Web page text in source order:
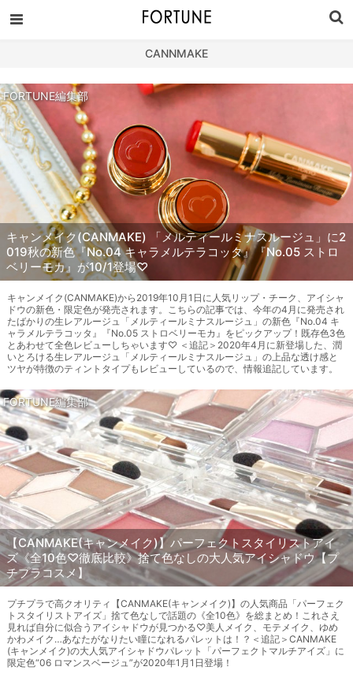
CANNMAKE
FORTUNE編集部
キャンメイク(CANMAKE) 「メルティールミナスルージュ」に2
019秋の新色『No.04 キャラメルテラコッタ』『No.05 ストロ
ベリーモカ』が10/1登場♡
キャンメイク(CANMAKE)から2019年10月1日に人気リップ・チーク、アイシャ
ドウの新色・限定色が発売されます。こちらの記事では、今年の4月に発売され
たばかりの生レアルージュ「メルティールミナスルージュ」の新色『No.04 キ
ャラメルテラコッタ』『No.05 ストロベリーモカ』をピックアップ！既存色3色
とあわせて全色レビューしちゃいます♡ ＜追記＞2020年4月に新登場した、潤
いとろける生レアルージュ「メルティールミナスルージュ」の上品な透け感と
ツヤが特徴のティントタイプもレビューしているので、情報追記しています。
FORTUNE編集部
【CANMAKE(キャンメイク)】パーフェクトスタイリストアイ
ズ《全10色♡徹底比較》捨て色なしの大人気アイシャドウ【プ
チプラコスメ】
プチプラで高クオリティ【CANMAKE(キャンメイク)】の人気商品「パーフェク
トスタイリストアイズ」捨て色なしで話題の《全10色》を総まとめ！これさえ
見れば自分に似合うアイシャドウが見つかる♡美人メイク、モテメイク、ゆめ
かわメイク…あなたがなりたい瞳になれるパレットは！？＜追記＞CANMAKE
(キャンメイク)の大人気アイシャドウパレット「パーフェクトマルチアイズ」に
限定色“06 ロマンスベージュ”が2020年1月1日登場！